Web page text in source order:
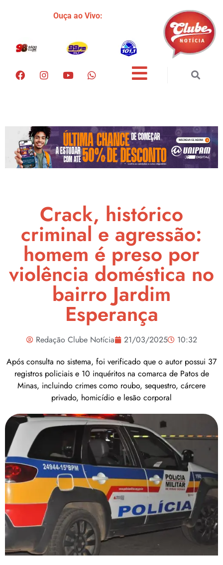
Ouça ao Vivo:
Crack, histórico
criminal e agressão:
homem é preso por
violência doméstica no
bairro Jardim
Esperança
Redação Clube Notícia 21/03/2025
10:32
Após consulta no sistema, foi verificado que o autor possui 37
registros policiais e 10 inquéritos na comarca de Patos de
Minas, incluindo crimes como roubo, sequestro, cárcere
privado, homicídio e lesão corporal